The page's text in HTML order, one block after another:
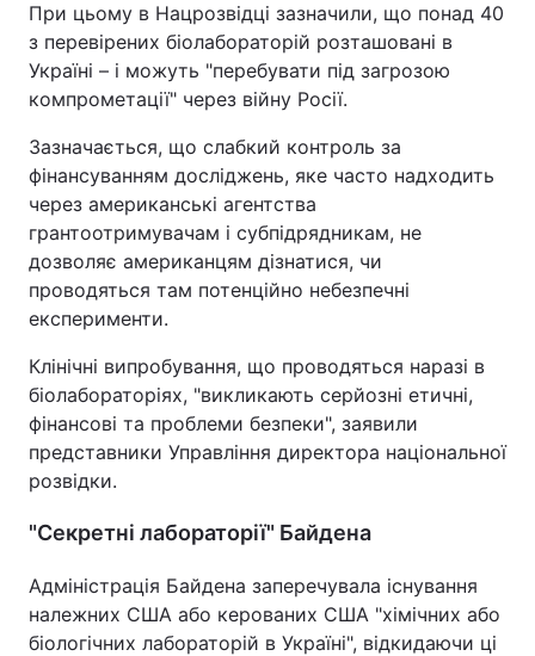
При цьому в Нацрозвідці зазначили, що понад 40
з перевірених біолабораторій розташовані в
Україні – і можуть "перебувати під загрозою
компрометації" через війну Росії.
Зазначається, що слабкий контроль за
фінансуванням досліджень, яке часто надходить
через американські агентства
грантоотримувачам і субпідрядникам, не
дозволяє американцям дізнатися, чи
проводяться там потенційно небезпечні
експерименти.
Клінічні випробування, що проводяться наразі в
біолабораторіях, "викликають серйозні етичні,
фінансові та проблеми безпеки", заявили
представники Управління директора національної
розвідки.
"Секретні лабораторії" Байдена
Адміністрація Байдена заперечувала існування
належних США або керованих США "хімічних або
біологічних лабораторій в Україні", відкидаючи ці